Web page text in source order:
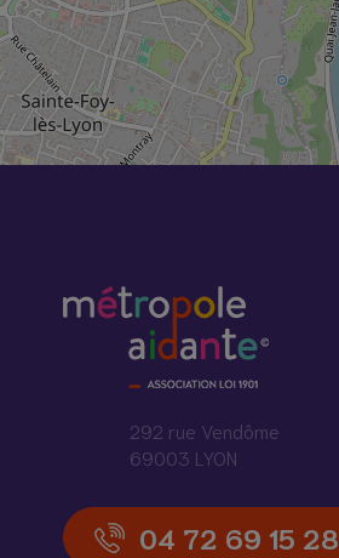
292 rue Vendôme
69003 LYON
04 72 69 15 28